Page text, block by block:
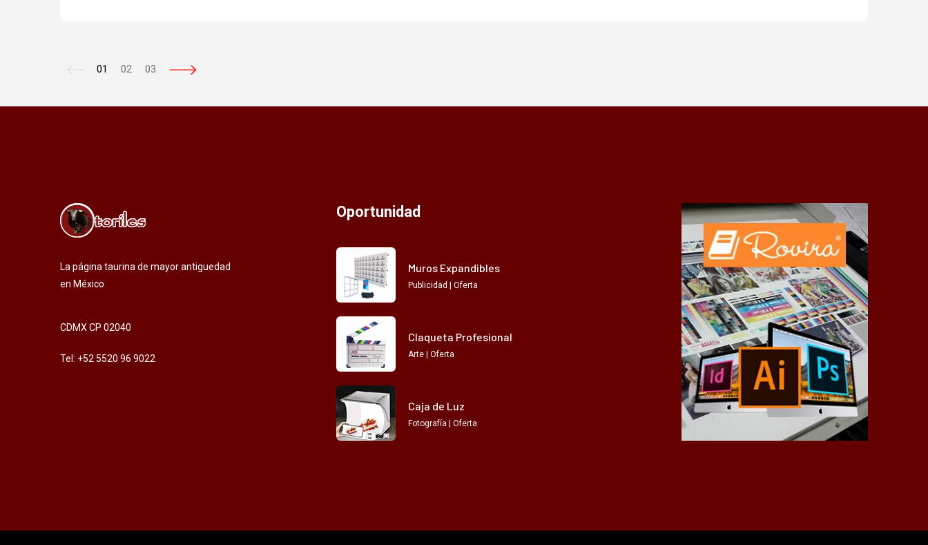
01 02 03
La página taurina de mayor antiguedad
en México
CDMX CP 02040
Tel: +52 5520 96 9022
Oportunidad
Muros Expandibles
Publicidad | Oferta
Claqueta Profesional
Arte | Oferta
Caja de Luz
Fotografía | Oferta